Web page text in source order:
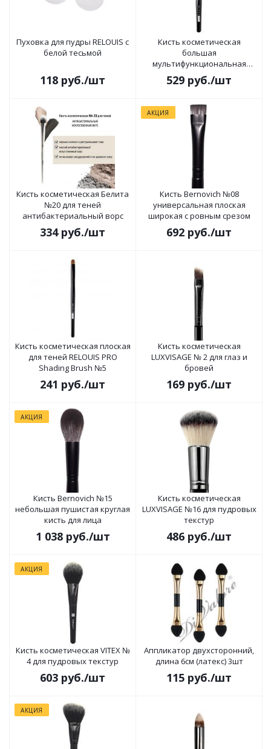
Пуховка для пудры RELOUIS с
белой тесьмой
118 руб./шт
Кисть косметическая
большая
мультифункциональная
RELOUIS Multifunctional brush L
№2
529 руб./шт
Кисть косметическая Белита
№20 для теней
антибактериальный ворс
334руб./шт
АКЦИЯ
Кисть Bernovich №08
универсальная плоская
широкая с ровным срезом
692 руб./шт
Кисть косметическая плоская
для теней RELOUIS PRO
Shading Brush №5
241 руб./шт
Кисть косметическая
LUXVISAGE № 2 для глаз и
бровей
169 руб./шт
АКЦИЯ
Кисть Bernovich №15
небольшая пушистая круглая
кисть для лица
1 038руб./шт
Кисть косметическая
LUXVISAGE №16 для пудровых
текстур
486 руб./шт
АКЦИЯ
Кисть косметическая VITEX №
4 для пудровых текстур
603 руб./шт
Аппликатор двухсторонний,
длина 6см (латекс) 3шт
115 руб./шт
АКЦИЯ